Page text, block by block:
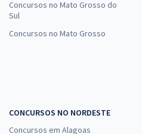
Concursos no Mato Grosso do
Sul
Concursos no Mato Grosso
CONCURSOS NO NORDESTE
Concursos em Alagoas